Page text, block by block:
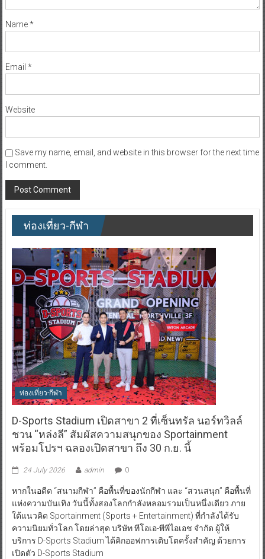
Name*
Email *
Website
Save my name, email, and website in this browser for the next time
I comment.
ท่องเที่ยว-กีฬา
ท่องเที่ยว-กีฬา
D-Sports Stadium เปิดสาขา 2 ที่เซ็นทรัล นอร์ทวิลล์
ชวน “หล่งลี” สัมผัสความสนุกของ Sportainment
พร้อมโปรฯ ฉลองเปิดสาขา ถึง 30 ก.ย. นี้
24 July 2026 admin 0
หากในอดีต “สนามกีฬา” คือพื้นที่ของนักกีฬา และ “สวนสนุก” คือพื้นที่
แห่งความบันเทิง วันนี้ทั้งสองโลกกำลังหลอมรวมเป็นหนึ่งเดียว ภาย
ใต้แนวคิด Sportainment (Sports + Entertainment) ที่กำลังได้รับ
ความนิยมทั่วโลก โดยล่าสุด บริษัท ทีโอเอ-พีพีไอเอช จำกัด ผู้ให้
บริการ D-Sports Stadium ได้คิกออฟการเติบโตครั้งสำคัญ ด้วยการ
เปิดตัว D-Sports Stadium